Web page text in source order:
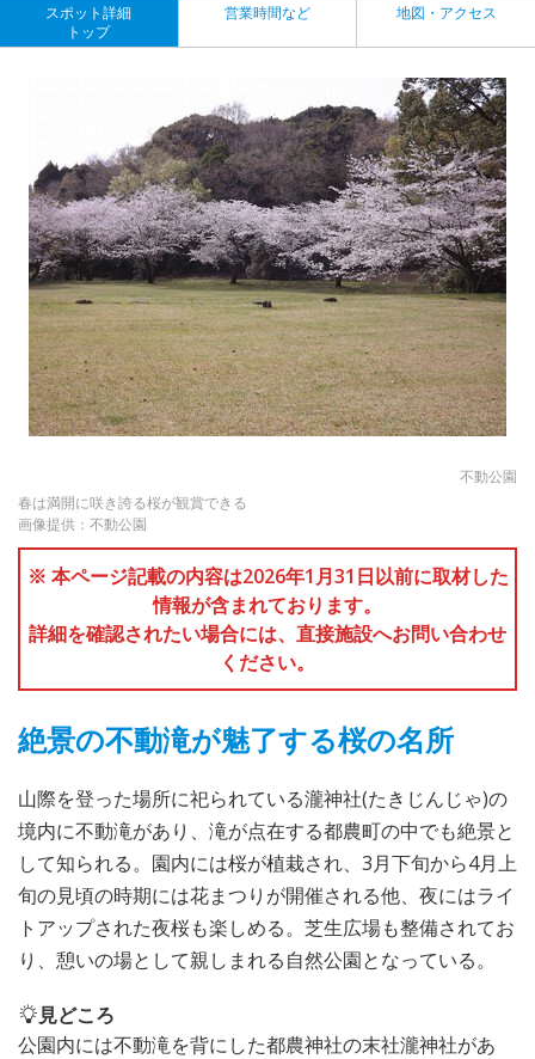
スポット詳細
トップ
営業時間など 地図・アクセス
不動公園
春は満開に咲き誇る桜が観賞できる
画像提供：不動公園
※ 本ページ記載の内容は2026年1月31日以前に取材した
情報が含まれております。
詳細を確認されたい場合には、直接施設へお問い合わせ
ください。
絶景の不動滝が魅了する桜の名所
山際を登った場所に祀られている瀧神社(たきじんじゃ)の
境内に不動滝があり、滝が点在する都農町の中でも絶景と
して知られる。園内には桜が植栽され、3月下旬から4月上
旬の見頃の時期には花まつりが開催される他、夜にはライ
トアップされた夜桜も楽しめる。芝生広場も整備されてお
り、憩いの場として親しまれる自然公園となっている。
見どころ
公園内には不動滝を背にした都農神社の末社瀧神社があ